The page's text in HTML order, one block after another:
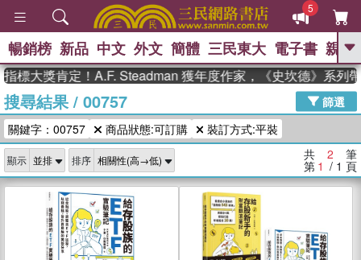
5
GO
高希均教授回憶錄
、 The Odyssey 、 父親節 、 如果歷
史是一群喵 、 暑期推薦
獎 臺灣漫遊錄 、 方念華 、 台灣的李
登輝時代
數學女孩：黎曼猜想 、
偉大的迷走神經
暢銷榜 新品 中文 外文 簡體 三民東大 電子書 親子
標大獎肯定！A.F. Steadman 獲年度作家，《史坎德》系列
搜尋結果/ 00757
篩選
關鍵字：00757
商品狀態:可訂購 裝訂方式:平裝
顯示 排序 共 2 筆
第 1 / 1 頁